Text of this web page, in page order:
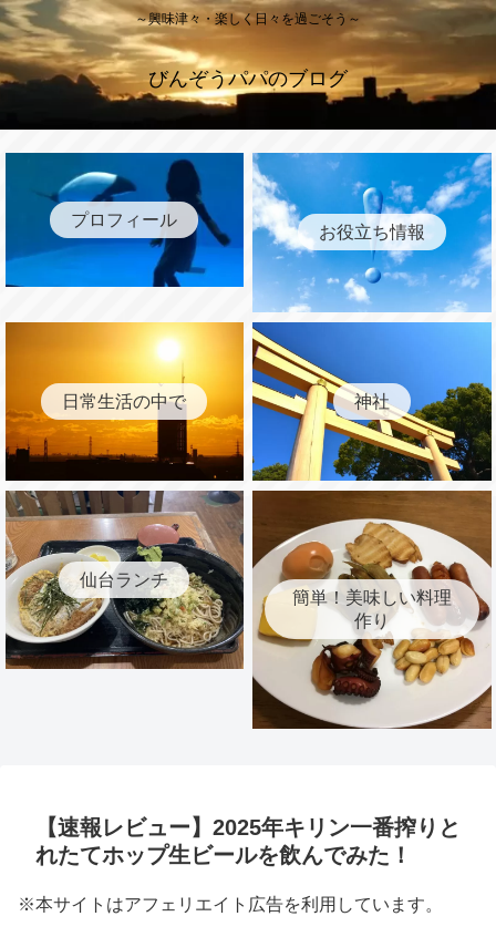
～興味津々・楽しく日々を過ごそう～
びんぞうパパのブログ
プロフィール
お役立ち情報
日常生活の中で 神社
仙台ランチ
簡単！美味しい料理
作り
【速報レビュー】2025年キリン一番搾りと
れたてホップ生ビールを飲んでみた！
※本サイトはアフェリエイト広告を利用しています。